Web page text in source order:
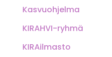
Kasvuohjelma
KIRAHVI-ryhmä
KIRAilmasto